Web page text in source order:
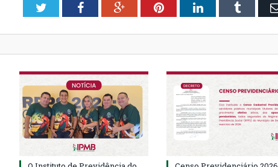
TwitterFacebookGoogle+PinterestLinkedInTumblr